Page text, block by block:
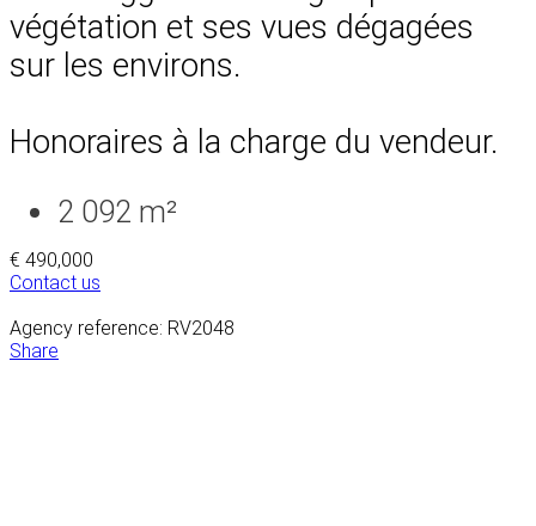
végétation et ses vues dégagées
sur les environs.
Honoraires à la charge du vendeur.
2 092 m²
€ 490,000
Contact us
Agency reference: RV2048
Share